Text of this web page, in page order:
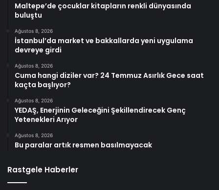
Maltepe’de çocuklar kitapların renkli dünyasında
buluştu
Ağustos 8, 2026
İstanbul’da market ve bakkallarda yeni uygulama
devreye girdi
Ağustos 8, 2026
Cuma hangi diziler var? 24 Temmuz Asırlık Gece saat
kaçta başlıyor?
Ağustos 8, 2026
YEDAŞ, Enerjinin Geleceğini Şekillendirecek Genç
Yetenekleri Arıyor
Ağustos 8, 2026
Bu paralar artık resmen basılmayacak
Rastgele Haberler